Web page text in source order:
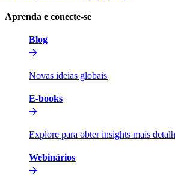
Aprenda e conecte-se​​
Blog​​
Novas ideias globais​​
E-books​​
Explore para obter insights mais
Webinários​​